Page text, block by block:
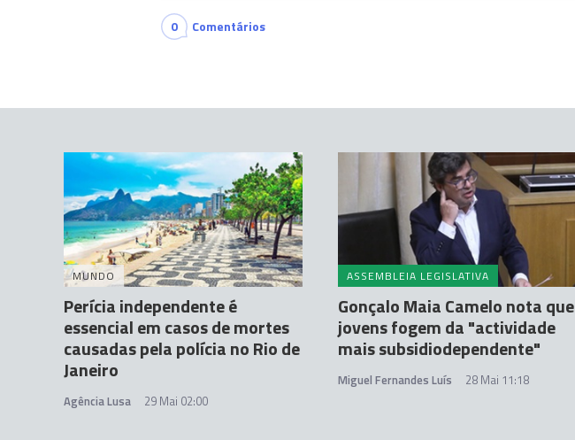
0 Comentários
MUNDO
Perícia independente é
essencial em casos de mortes
causadas pela polícia no Rio de
Janeiro
Agência Lusa 29 Mai 02:00
ASSEMBLEIA LEGISLATIVA
Gonçalo Maia Camelo nota que
jovens fogem da "actividade
mais subsidiodependente"
Miguel Fernandes Luís 28 Mai 11:18